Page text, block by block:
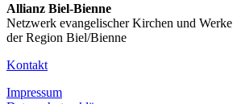
Allianz Biel-Bienne
Netzwerk evangelischer Kirchen und Werke
der Region Biel/Bienne
Kontakt
Impressum